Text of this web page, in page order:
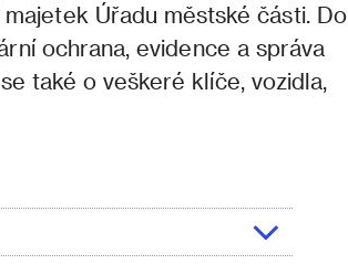
Úřadu městské části. Do
ochrana, evidence a správa
také o veškeré klíče, vozidla,